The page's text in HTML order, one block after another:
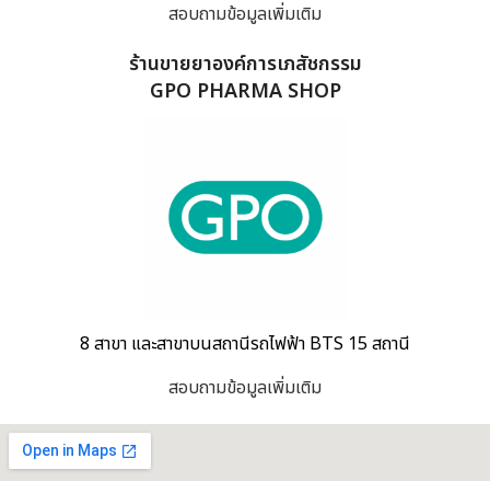
สอบถามข้อมูลเพิ่มเติม
ร้านขายยาองค์การเภสัชกรรม
GPO PHARMA SHOP
8 สาขา และสาขาบนสถานีรถไฟฟ้า BTS 15 สถานี
สอบถามข้อมูลเพิ่มเติม